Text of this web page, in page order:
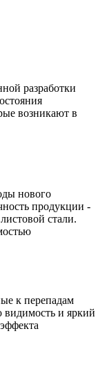
разработки
возникают в
нового
продукции -
стали.
к перепадам
видимость и яркий